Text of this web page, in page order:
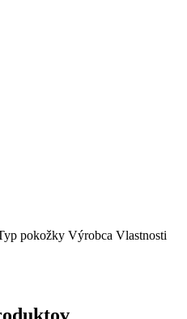
pokožky Výrobca Vlastnosti